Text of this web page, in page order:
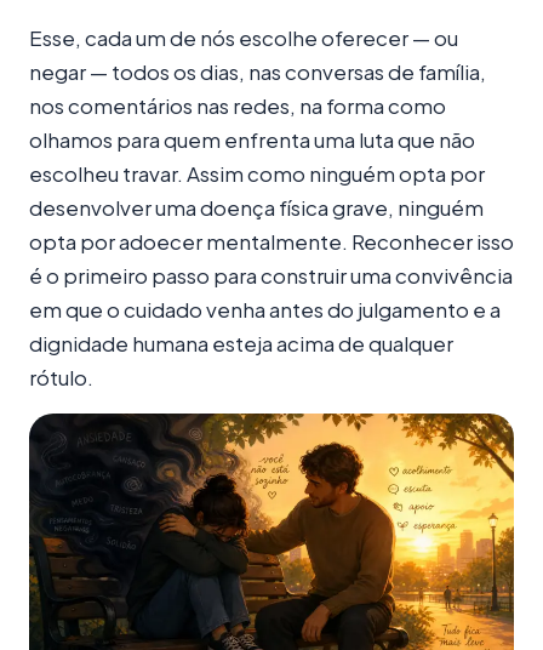
Esse, cada um de nós escolhe oferecer — ou
negar — todos os dias, nas conversas de família,
nos comentários nas redes, na forma como
olhamos para quem enfrenta uma luta que não
escolheu travar. Assim como ninguém opta por
desenvolver uma doença física grave, ninguém
opta por adoecer mentalmente. Reconhecer isso
é o primeiro passo para construir uma convivência
em que o cuidado venha antes do julgamento e a
dignidade humana esteja acima de qualquer
rótulo.